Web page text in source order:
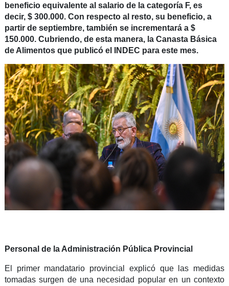
beneficio equivalente al salario de la categoría F, es
decir, $ 300.000. Con respecto al resto, su beneficio, a
partir de septiembre, también se incrementará a $
150.000. Cubriendo, de esta manera, la Canasta Básica
de Alimentos que publicó el INDEC para este mes.
Personal de la Administración Pública Provincial
El primer mandatario provincial explicó que las medidas
tomadas surgen de una necesidad popular en un contexto